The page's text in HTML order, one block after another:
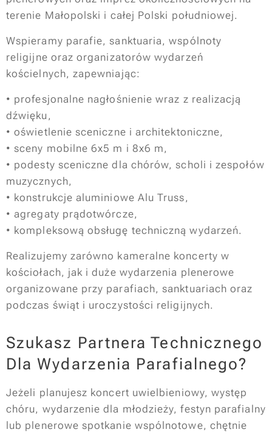
terenie Małopolski i całej Polski południowej.
Wspieramy parafie, sanktuaria, wspólnoty
religijne oraz organizatorów wydarzeń
kościelnych, zapewniając:
• profesjonalne nagłośnienie wraz z realizacją
dźwięku,
• oświetlenie sceniczne i architektoniczne,
• sceny mobilne 6x5 m i 8x6 m,
• podesty sceniczne dla chórów, scholi i zespołów
muzycznych,
• konstrukcje aluminiowe Alu Truss,
• agregaty prądotwórcze,
• kompleksową obsługę techniczną wydarzeń.
Realizujemy zarówno kameralne koncerty w
kościołach, jak i duże wydarzenia plenerowe
organizowane przy parafiach, sanktuariach oraz
podczas świąt i uroczystości religijnych.
Szukasz Partnera Technicznego
Dla Wydarzenia Parafialnego?
Jeżeli planujesz koncert uwielbieniowy, występ
chóru, wydarzenie dla młodzieży, festyn parafialny
lub plenerowe spotkanie wspólnotowe, chętnie